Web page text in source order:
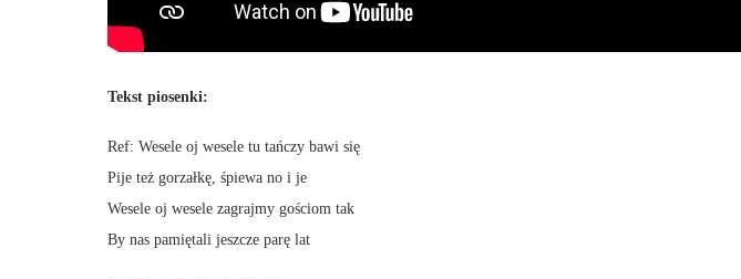
Tekst piosenki:
Ref: Wesele oj wesele tu tańczy bawi się
Pije też gorzałkę, śpiewa no i je
Wesele oj wesele zagrajmy gościom tak
By nas pamiętali jeszcze parę lat